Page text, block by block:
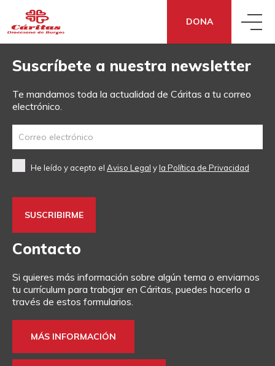
DONA
BUSCADOR
ACCESO PARA USUARIOS
QUIÉNES SOMOS
CONOCE CÁRITAS
DÓNDE ESTAMOS
TRANSPARENCIA
CÓMO NOS FINANCIAMOS
QUÉ HACEMOS
ACCIÓN SOCIAL
ECONOMÍA SOCIAL Y SOLIDARIA
COOPERACIÓN FRATERNA
QUÉ DECIMOS
NOTICIAS
FORMACIÓN
QUÉ PUEDES HACER TÚ
HAZTE VOLUNTARIOTE AYUDAMOS
DONA
Suscríbete a nuestra newsletter
Te mandamos toda la actualidad de Cáritas a tu correo
electrónico.
He leído y acepto el Aviso Legal yla Política de Privacidad
Contacto
Si quieres más información sobre algún tema o enviarnos
tu currículum para trabajar en Cáritas, puedes hacerlo a
través de estos formularios.
MÁS INFORMACIÓN